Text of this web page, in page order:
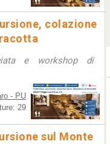
colazione
e workshop di
- PU
29
sul Monte